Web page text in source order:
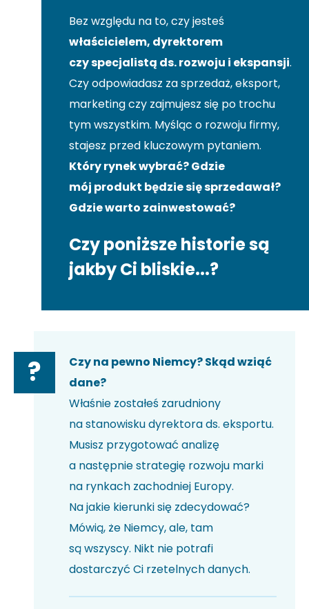
Bez względu na to, czy jesteś
właścicielem, dyrektorem
czy specjalistą ds. rozwoju i ekspansji.
Czy odpowiadasz za sprzedaż, eksport,
marketing czy zajmujesz się po trochu
tym wszystkim. Myśląc o rozwoju firmy,
stajesz przed kluczowym pytaniem.
Który rynek wybrać? Gdzie
mój produkt będzie się sprzedawał?
Gdzie warto zainwestować?
Czy poniższe historie są
jakby Ci bliskie...?
?
Czy na pewno Niemcy? Skąd wziąć
dane?
Właśnie zostałeś zarudniony
na stanowisku dyrektora ds. eksportu.
Musisz przygotować analizę
a następnie strategię rozwoju marki
na rynkach zachodniej Europy.
Na jakie kierunki się zdecydować?
Mówią, że Niemcy, ale, tam
są wszyscy. Nikt nie potrafi
dostarczyć Ci rzetelnych danych.